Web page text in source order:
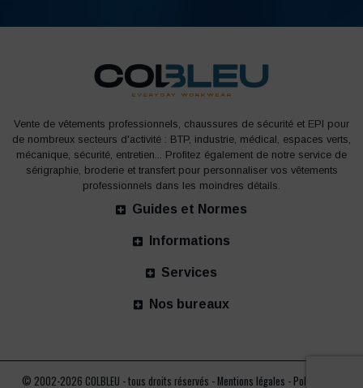
Vente de vêtements professionnels, chaussures de sécurité et EPI pour
de nombreux secteurs d'activité : BTP, industrie, médical, espaces verts,
mécanique, sécurité, entretien... Profitez également de notre service de
sérigraphie, broderie et transfert pour personnaliser vos vêtements
professionnels dans les moindres détails.
Guides et Normes
Informations
Services
Nos bureaux
© 2002-2026 COLBLEU - tous droits réservés - Mentions légales - Politique de